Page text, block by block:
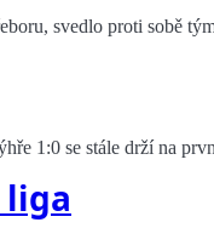
svedlo proti sobě
1:0 se stále drží na